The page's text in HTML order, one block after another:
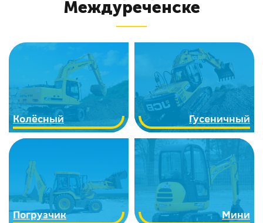
Междуреченске
Колёсный Гусеничный
Погрузчик Мини